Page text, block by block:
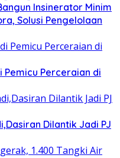
Insinerator Minim
Solusi Pengelolaan
Pemicu Perceraian di
Dilantik Jadi PJ